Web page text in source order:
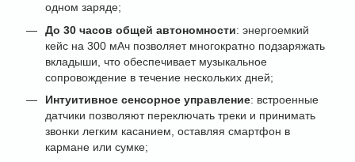
одном заряде;
До 30 часов общей автономности: энергоемкий
кейс на 300 мАч позволяет многократно подзаряжать
вкладыши, что обеспечивает музыкальное
сопровождение в течение нескольких дней;
Интуитивное сенсорное управление: встроенные
датчики позволяют переключать треки и принимать
звонки легким касанием, оставляя смартфон в
кармане или сумке;